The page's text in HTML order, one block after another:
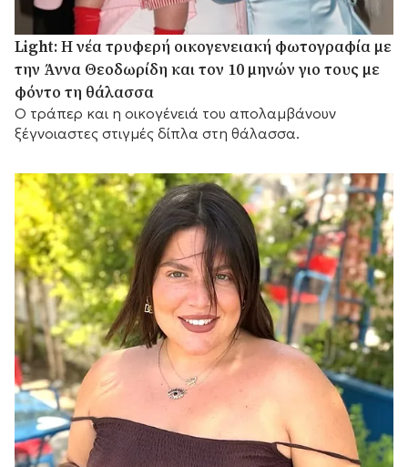
Light: Η νέα τρυφερή οικογενειακή φωτογραφία με
την Άννα Θεοδωρίδη και τον 10 μηνών γιο τους με
φόντο τη θάλασσα
Ο τράπερ και η οικογένειά του απολαμβάνουν
ξέγνοιαστες στιγμές δίπλα στη θάλασσα.